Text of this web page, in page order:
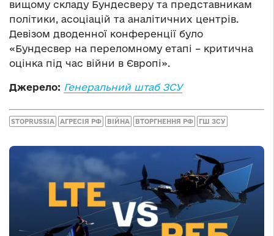
вищому складу Бундесверу та представникам
політики, асоціацій та аналітичних центрів.
Девізом дводенної конференції було
«Бундесвер на переломному етапі – критична
оцінка під час війни в Європі».
Джерело: Генеральний штаб ЗСУ
STOPRUSSIA АГРЕСІЯ РФ ВІЙНА ВТОРГНЕННЯ РФ ГШ ЗСУ